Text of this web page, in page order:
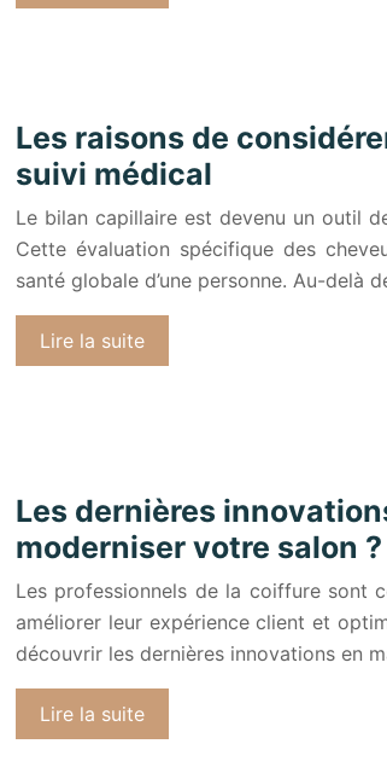
Les raisons de
suivi médical
Le bilan capillaire est devenu un outil
Cette évaluation spécifique des
santé globale d’une personne. Au-delà
Lire la suite
Les dernières
moderniser votre salon ?
Les professionnels de la coiffure sont
améliorer leur expérience client et
découvrir les dernières innovations en
Lire la suite